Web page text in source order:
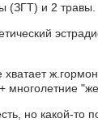
(ЗГТ) и 2 травы.
многолетние
но какой-то